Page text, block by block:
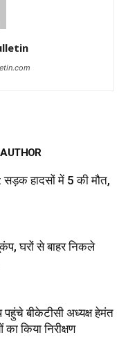
सड़क हादसों में 5 की मौत,
घरों से बाहर निकले
बीकेटीसी अध्यक्ष हेमंत
का किया निरीक्षण